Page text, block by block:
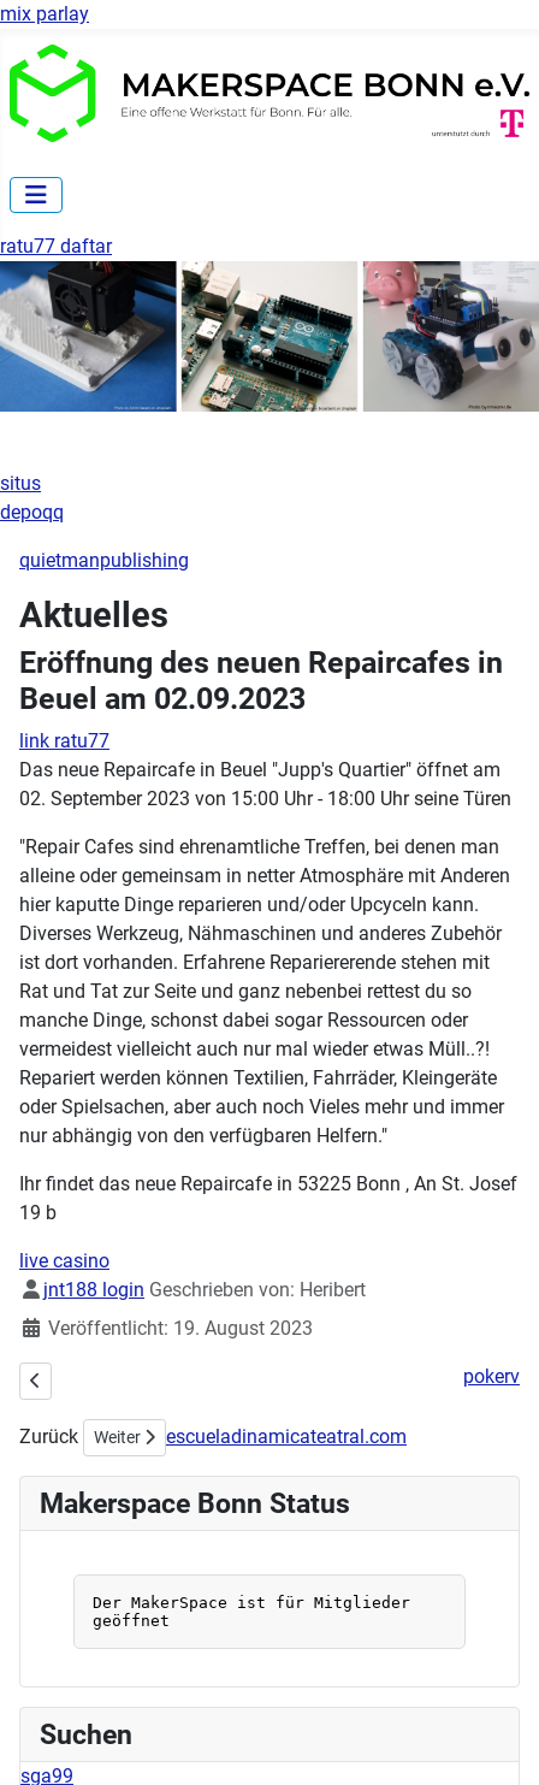
mix parlay
ratu77 daftar
quietmanpublishing
Aktuelles
Eröffnung des neuen Repaircafes in
Beuel am 02.09.2023
link ratu77
Das neue Repaircafe in Beuel "Jupp's Quartier" öffnet am
02. September 2023 von 15:00 Uhr - 18:00 Uhr seine Türen
"Repair Cafes sind ehrenamtliche Treffen, bei denen man
alleine oder gemeinsam in netter Atmosphäre mit Anderen
hier kaputte Dinge reparieren und/oder Upcyceln kann.
Diverses Werkzeug, Nähmaschinen und anderes Zubehör
ist dort vorhanden. Erfahrene Repariererende stehen mit
Rat und Tat zur Seite und ganz nebenbei rettest du so
manche Dinge, schonst dabei sogar Ressourcen oder
vermeidest vielleicht auch nur mal wieder etwas Müll..?!
Repariert werden können Textilien, Fahrräder, Kleingeräte
oder Spielsachen, aber auch noch Vieles mehr und immer
nur abhängig von den verfügbaren Helfern."
Ihr findet das neue Repaircafe in 53225 Bonn , An St. Josef
19 b
live casino
Details
jnt188 login Geschrieben von: Heribert
Veröffentlicht: 19. August 2023
Vorheriger Beitrag: KUNST & MAKING „WORTE WORDS“ pokerv
Zurück Nächster Beitrag: Vortragsreihe Smart Home Konzepte
Weiter escueladinamicateatral.com
situs
depoqq
Makerspace Bonn Status
Suchen
sga99